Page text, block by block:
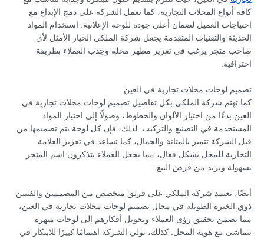
كافة أنواع المحلات التجارية، كما تعمل الشركة على دمج الإبداع مع
احتياجات العميل لضمان أعلى جودة للوحة الإعلانية. استخدام المواد
الحديثة والتقنيات المتقدمة يجعل شركة الملكي الخيار الأمثل لأي
صاحب متجر يرغب في تعزيز مظهر محله وجذب العملاء بطريقة
احترافية.
تصميم لوحات محلات تجارية في العين
كما تهتم شركة الملكي بكل تفاصيل تصميم لوحات محلات تجارية في
العين بدءًا من اختيار الألوان والخطوط، وصولًا إلى اختيار المواد
المستخدمة في التصنيع والتركيب. لذلك، فإن كل لوحة يتم تصميمها من
قبل الشركة تتميز بالمتانة والجمال، كما تساعد في تعزيز العلامة
التجارية للمحل بشكل فعال، مما يجعل العملاء يتذكرون اسم المتجر
بسهولة ويزيد من فرص البيع.
أيضًا، تعتمد شركة الملكي على فريق متخصص من المصممين والفنيين
ذوي الخبرة الطويلة في مجال تصميم لوحات محلات تجارية في العين،
مما يضمن تحقيق رؤى العملاء وتحويل أفكارهم إلى لوحات مبهرة
تتماشى مع هوية المحل. كذلك، تولي الشركة اهتمامًا كبيرًا للابتكار في